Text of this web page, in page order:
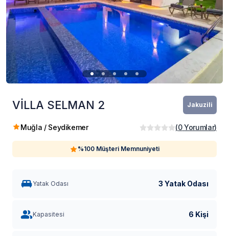
VİLLA SELMAN 2 Jakuzili
Muğla / Seydikemer (0 Yorumlar)
%100 Müşteri Memnuniyeti
Yatak Odası 3 Yatak Odası
Kapasitesi 6 Kişi